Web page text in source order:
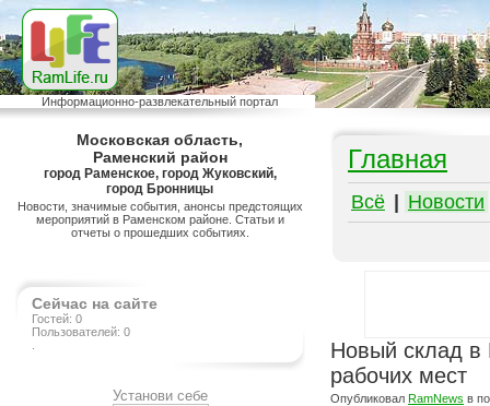
Информационно-развлекательный портал
Московская область,
Раменский район
город Раменское, город Жуковский,
город Бронницы
Новости, значимые события, анонсы предстоящих
мероприятий в Раменском районе. Статьи и
отчеты о прошедших событиях.
Сейчас на сайте
Гостей: 0
Пользователей: 0
Установи себе
Главная
Всё Новости
Новый склад в
рабочих мест
Опубликовал RamNews в